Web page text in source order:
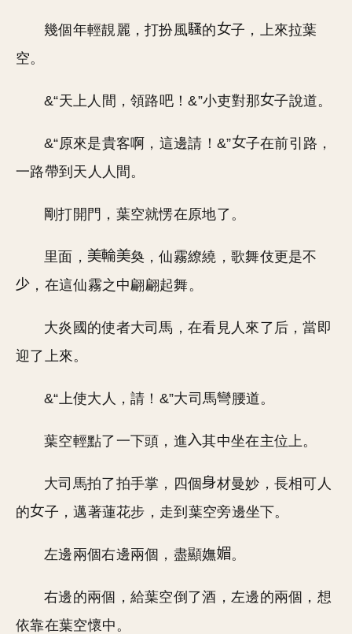
幾個年輕靚麗，打扮風 的
子，上來拉葉
空。
&“天上人間，領路吧！&”小吏對那 子說道。
&“原來是貴客啊，這邊請！&”
子在前引路，
一路帶到天人人間。
剛打開門，葉空就愣在原地了。
里面，
奐，仙霧繚繞，歌舞伎更是不
，在這仙霧之中翩翩起舞。
大炎國的使者大司馬，在看見人來了后，當即
迎了上來。
&“上使大人，請！&”大司馬彎腰道。
葉空輕點了一下頭，進 其中坐在主位上。
大司馬拍了拍手掌，四個
材曼妙，長相可人
的
子，邁著蓮花步，走到葉空旁邊坐下。
左邊兩個右邊兩個，盡顯嫵 。
右邊的兩個，給葉空倒了酒，左邊的兩個，想
依靠在葉空懷中。